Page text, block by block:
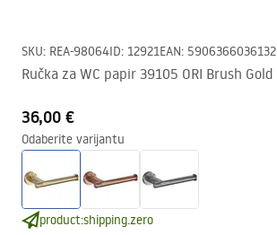
SKU: REA-98064ID: 12921EAN: 5906366036132
Ručka za WC papir 39105 ORI Brush Gold
36,00 €
Odaberite varijantu
product:shipping.zero